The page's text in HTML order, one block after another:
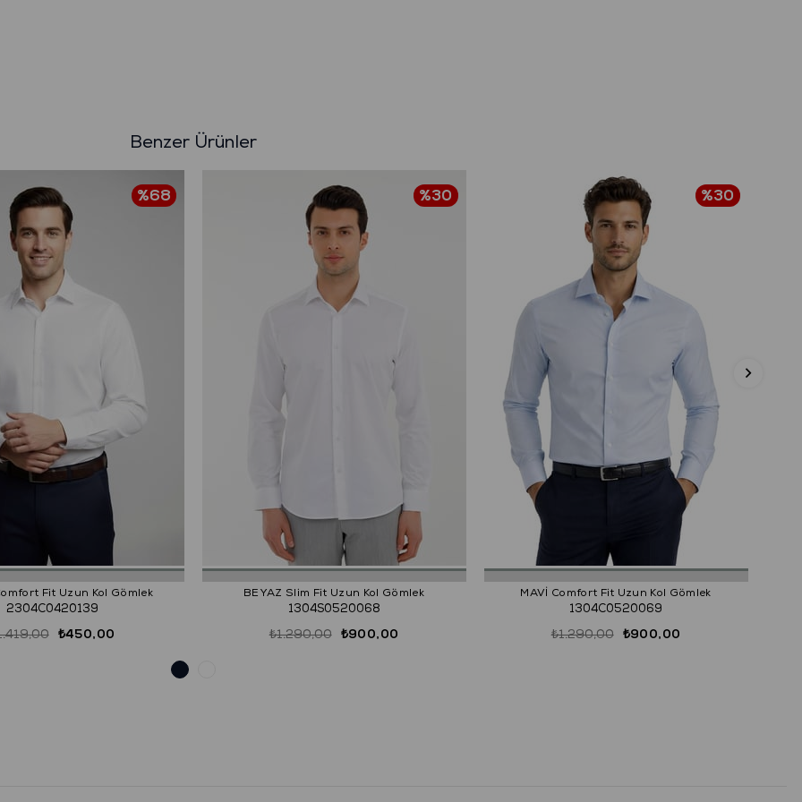
Benzer Ürünler
Fit Uzun Kol Gömlek
2304C0420139
₺450,00
%68
BEYAZ Slim Fit Uzun Kol Gömlek
1304S0520068
₺900,00
₺1.290,00
%30
MAVİ Comfort Fit Uzun Kol Gömlek
1304C0520069
₺900,00
₺1.290,00
%30